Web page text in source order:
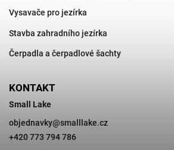
Vysavače pro jezírka
Stavba zahradního jezírka
Čerpadla a čerpadlové šachty
KONTAKT
Small Lake
objednavky@smalllake.cz
+420 773 794 786